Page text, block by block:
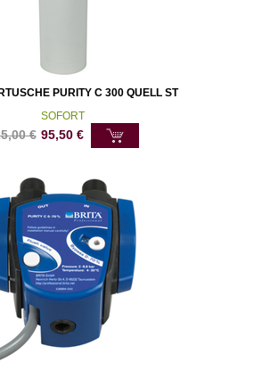
PURITY C 300 QUELL ST
SOFORT
€ 95,50€